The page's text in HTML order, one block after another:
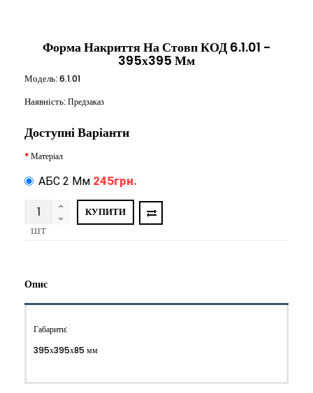
Форма Накриття На Стовп КОД 6.1.01 -
395х395 Мм
Модель:6.1.01
Наявність:Предзаказ
Доступні Варіанти
Матеріал
АБС 2 Мм 245грн.
шт
КУПИТИ
Опис
Габарити:
395х395х85 мм